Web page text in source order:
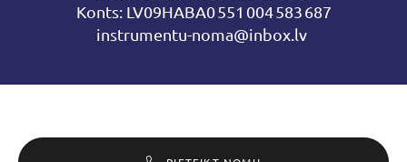
Konts: LV09HABA0 551 004 583 687
instrumentu-noma@inbox.lv